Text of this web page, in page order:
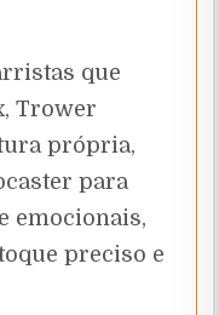
que
Trower
própria,
para
emocionais,
preciso e